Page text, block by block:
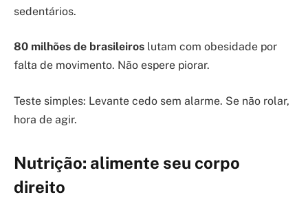
sedentários.
80 milhões de brasileiros lutam com obesidade por
falta de movimento. Não espere piorar.
Teste simples: Levante cedo sem alarme. Se não rolar,
hora de agir.
Nutrição: alimente seu corpo
direito